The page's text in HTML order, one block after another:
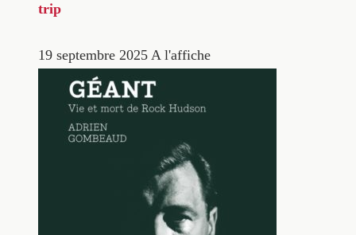
trip
19 septembre 2025 A l'affiche